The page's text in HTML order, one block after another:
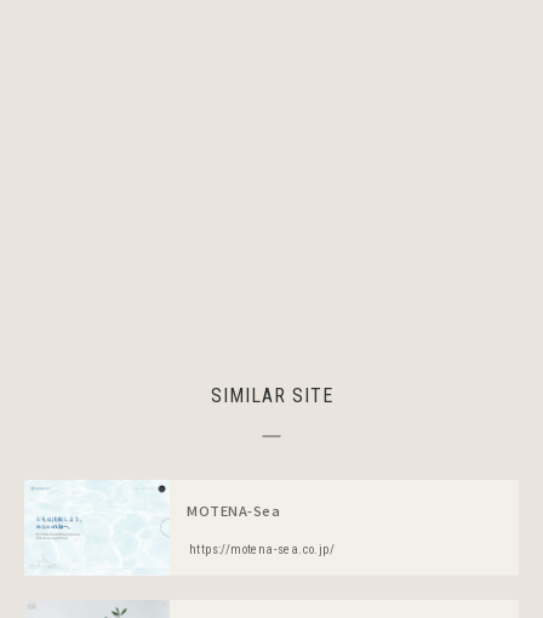
SIMILAR SITE
MOTENA-Sea
https://motena-sea.co.jp/